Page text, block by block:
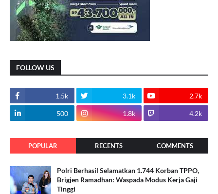
FOLLOW US
1.5k 3.1k 2.7k
500 1.8k 4.2k
POPULAR RECENTS COMMENTS
Polri Berhasil Selamatkan 1.744 Korban TPPO,
Brigjen Ramadhan: Waspada Modus Kerja Gaji
Tinggi